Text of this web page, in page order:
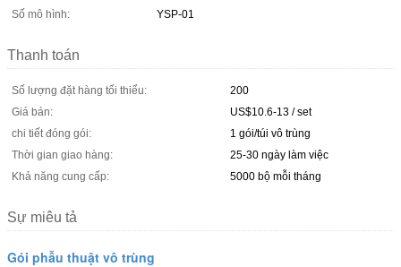
Số mô hình:
YSP-01
Thanh toán
Số lượng đặt hàng tối thiểu:
200
Giá bán:
US$10.6-13 / set
chi tiết đóng gói:
1 gói/túi vô trùng
Thời gian giao hàng:
25-30 ngày làm việc
Khả năng cung cấp:
5000 bộ mỗi tháng
Sự miêu tả
Gói phẫu thuật vô trùng